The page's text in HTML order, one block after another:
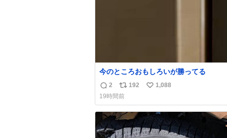
今のところおもしろいが勝ってる
返
信
数
2
リ
ポ
ス
ト
数
192
い
ね
数
1,088
19時間前